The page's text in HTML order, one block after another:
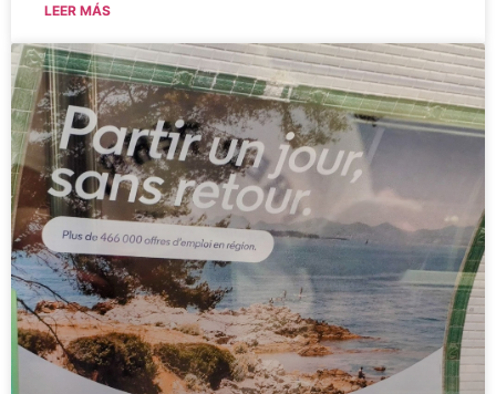
LEER MÁS